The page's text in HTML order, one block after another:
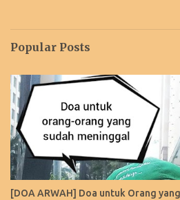
Popular Posts
[DOA ARWAH] Doa untuk Orang